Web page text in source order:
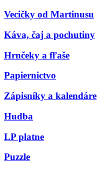
Vecičky od Martinusu
Káva, čaj a pochutiny
Hrnčeky a fľaše
Papiernictvo
Zápisníky a kalendáre
Hudba
LP platne
Puzzle